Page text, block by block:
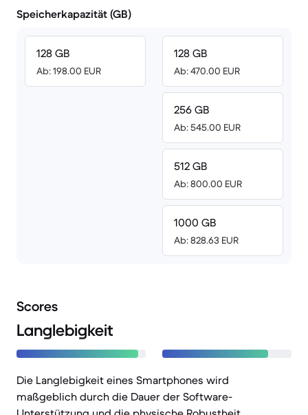
Speicherkapazität (GB)
128 GB
Ab: 198.00 EUR
128 GB
Ab: 470.00 EUR
256 GB
Ab: 545.00 EUR
512 GB
Ab: 800.00 EUR
1000 GB
Ab: 828.63 EUR
Scores
Langlebigkeit
Die Langlebigkeit eines Smartphones wird
maßgeblich durch die Dauer der Software-